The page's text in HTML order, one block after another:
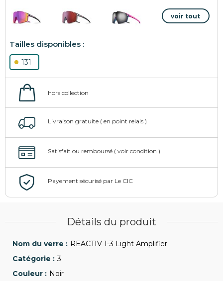
131
Détails du produit
REACTIV 1-3 Light Amplifier
3
Noir